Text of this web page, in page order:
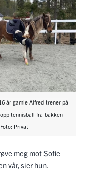
år gamle Alfred trener på
tennisball fra bakken
Privat
meg mot Sofie
vår, sier hun.